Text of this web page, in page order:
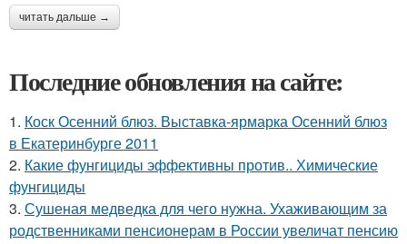
читать дальше →
Последние обновления на сайте:
1. Коск Осенний блюз. Выставка-ярмарка Осенний блюз
в Екатеринбурге 2011
2. Какие фунгициды эффективны против.. Химические
фунгициды
3. Сушеная медведка для чего нужна. Ухаживающим за
родственниками пенсионерам в России увеличат пенсию